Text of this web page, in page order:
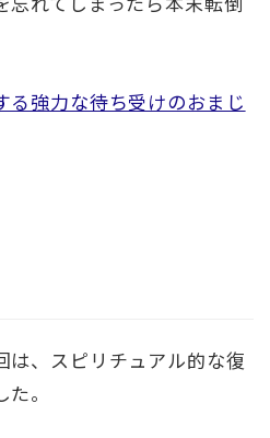
る強力な待ち受けのおまじ
は、スピリチュアル的な復
。